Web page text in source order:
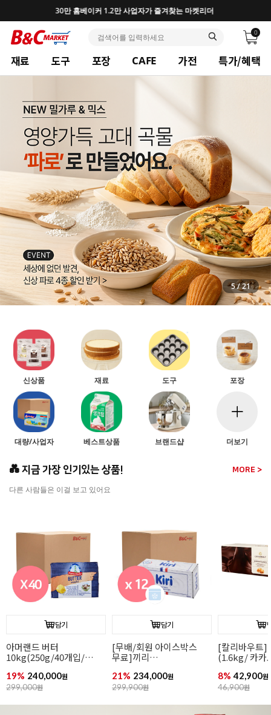
30만 홈베이커 1.2만 사업자가 즐겨찾는 마켓리더
0
재료 도구 포장 CAFE 가전 특가/혜택
5/21
신상품 재료 도구 포장
대량/사업자 베스트상품 브랜드샵 더보기
💑 지금 가장 인기있는 상품! MORE >
다른 사람들은 이걸 보고 있어요
담기
아머랜드 버터
10kg(250g/40개입/
무가염/독일1위버터)
19% 240,000원
299,000원
담기
[무배/회원 아이스박스
무료]끼리
크림치즈1kgx12개
21% 234,000원
299,900원
[칼리바우트]
(1.6kg/ 카카
44.8%/ 바통
8% 42,900원
46,900원